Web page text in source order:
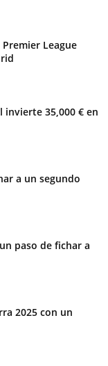
Premier League
invierte 35,000 € en
a un segundo
paso de fichar a
2025 con un